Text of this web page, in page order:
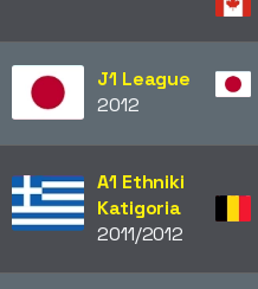
J1 League
2012
A1 Ethniki
Katigoria
2011/2012